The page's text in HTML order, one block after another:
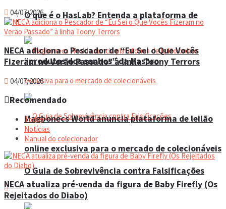
O que é o HasLab? Entenda a plataforma de
“produtos dos sonhos” da Hasbro
O Guia de Sobrevivência contra Falsificações
Eventos
Magbonecs World anuncia plataforma de leilão
online exclusiva para o mercado de colecionáveis
04/07/2026
NECA adiciona o Pescador de “Eu Sei o Que Vocês
Fizeram no Verão Passado” à linha Toony Terrors
04/07/2026
Recomendado
Todos
Notícias
Manual do colecionador
NECA atualiza pré-venda da figura de Baby Firefly (Os
Rejeitados do Diabo)